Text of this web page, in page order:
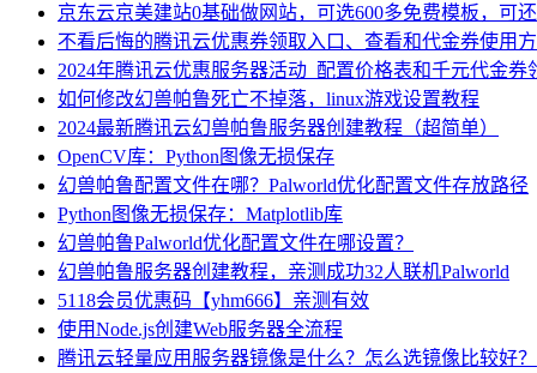
京东云京美建站0基础做网站，可选600多免费模板，可还
不看后悔的腾讯云优惠券领取入口、查看和代金券使用
2024年腾讯云优惠服务器活动_配置价格表和千元代金券
如何修改幻兽帕鲁死亡不掉落，linux游戏设置教程
2024最新腾讯云幻兽帕鲁服务器创建教程（超简单）
OpenCV库：Python图像无损保存
幻兽帕鲁配置文件在哪？Palworld优化配置文件存放路径
Python图像无损保存：Matplotlib库
幻兽帕鲁Palworld优化配置文件在哪设置？
幻兽帕鲁服务器创建教程，亲测成功32人联机Palworld
5118会员优惠码【yhm666】亲测有效
使用Node.js创建Web服务器全流程
腾讯云轻量应用服务器镜像是什么？怎么选镜像比较好？